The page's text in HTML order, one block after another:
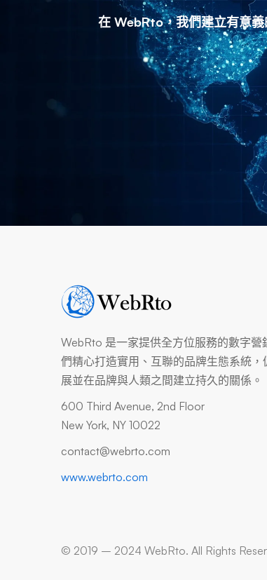
在 WebRto，我們建立有意義
WebRto 是一家提供全方位服務的數字營
們精心打造實用、互聯的品牌生態系統，
展並在品牌與人類之間建立持久的關係。
600 Third Avenue, 2nd Floor
New York, NY 10022
contact@webrto.com
www.webrto.com
© 2019 – 2024 WebRto. All Rights